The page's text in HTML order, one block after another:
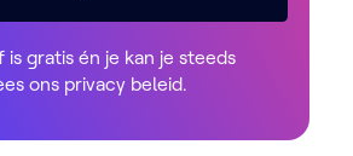
is gratis én je kan je steeds
ons privacy beleid.